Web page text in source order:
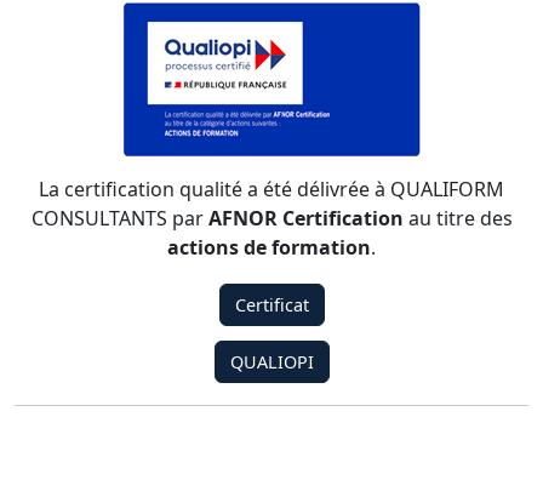
La certification qualité a été délivrée à QUALIFORM
CONSULTANTS parAFNOR Certification au titre des
actions de formation.
Certificat
QUALIOPI